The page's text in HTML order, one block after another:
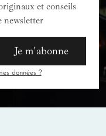
et conseils
newsletter
Je m'abonne
données ?